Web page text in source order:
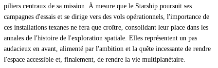
piliers centraux de sa mission. À mesure que le Starship poursuit ses
campagnes d'essais et se dirige vers des vols opérationnels, l'importance de
ces installations texanes ne fera que croître, consolidant leur place dans les
annales de l'histoire de l'exploration spatiale. Elles représentent un pas
audacieux en avant, alimenté par l'ambition et la quête incessante de rendre
l'espace accessible et, finalement, de rendre la vie multiplanétaire.